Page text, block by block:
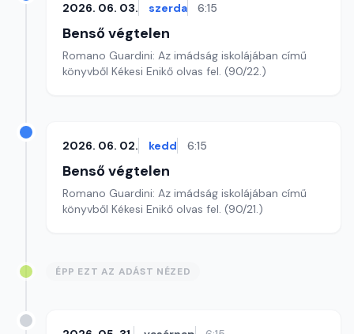
2026. 06. 03. szerda 6:15
Benső végtelen
Romano Guardini: Az imádság iskolájában című
könyvből Kékesi Enikő olvas fel. (90/22.)
2026. 06. 02. kedd 6:15
Benső végtelen
Romano Guardini: Az imádság iskolájában című
könyvből Kékesi Enikő olvas fel. (90/21.)
ÉPP EZT AZ ADÁST NÉZED